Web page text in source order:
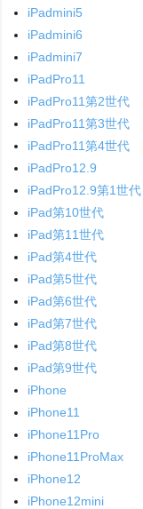
iPadmini5
iPadmini6
iPadmini7
iPadPro11
iPadPro11第2世代
iPadPro11第3世代
iPadPro11第4世代
iPadPro12.9
iPadPro12.9第1世代
iPad第10世代
iPad第11世代
iPad第4世代
iPad第5世代
iPad第6世代
iPad第7世代
iPad第8世代
iPad第9世代
iPhone
iPhone11
iPhone11Pro
iPhone11ProMax
iPhone12
iPhone12mini